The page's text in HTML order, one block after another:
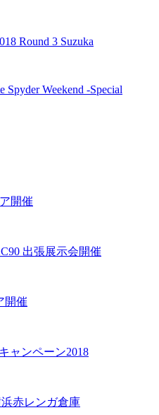
Round 3 Suzuka
Spyder Weekend -Special
開催
出張展示会開催
開催
ャンペーン2018
赤レンガ倉庫